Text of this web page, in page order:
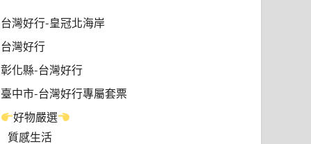
台灣好行-皇冠北海岸
台灣好行
彰化縣-台灣好行
臺中市-台灣好行專屬套票
好物嚴選
質感生活